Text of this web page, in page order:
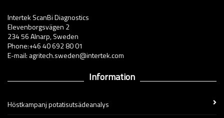
Intertek ScanBi Diagnostics
Elevenborgsvägen 2
234 56 Alnarp, Sweden
Phone:+46 40 692 80 01
E-mail: agritech.sweden@intertek.com
Information
Höstkampanj potatisutsädeanalys